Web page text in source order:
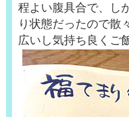
程よい腹具合で、し
り状態だったので散
広いし気持ち良くご